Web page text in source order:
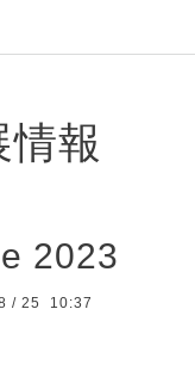
情報
2023
/ 25 10:37